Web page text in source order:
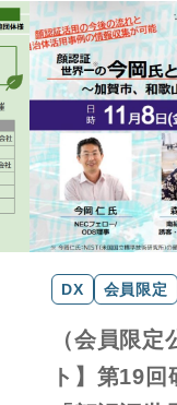
DX 会員限定
（会員限
ト】第19回